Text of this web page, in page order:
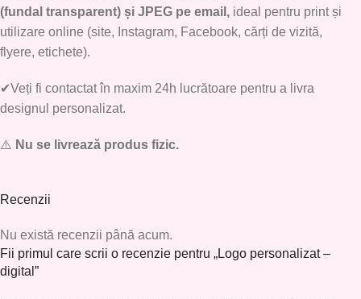
(fundal transparent) și JPEG pe email, ideal pentru print și
utilizare online (site, Instagram, Facebook, cărți de vizită,
flyere, etichete).
✔Veți fi contactat în maxim 24h lucrătoare pentru a livra
designul personalizat.
⚠️ Nu se livrează produs fizic.
Recenzii
Nu există recenzii până acum.
Fii primul care scrii o recenzie pentru „Logo personalizat –
digital”